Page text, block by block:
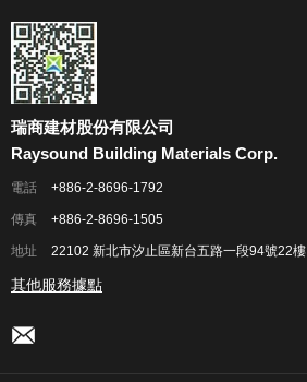
瑞商建材股份有限公司
Raysound Building Materials Corp.
電話 +886-2-8696-1792
傳真 +886-2-8696-1505
地址 22102 新北市汐止區新台五路一段94號22樓
其他服務據點